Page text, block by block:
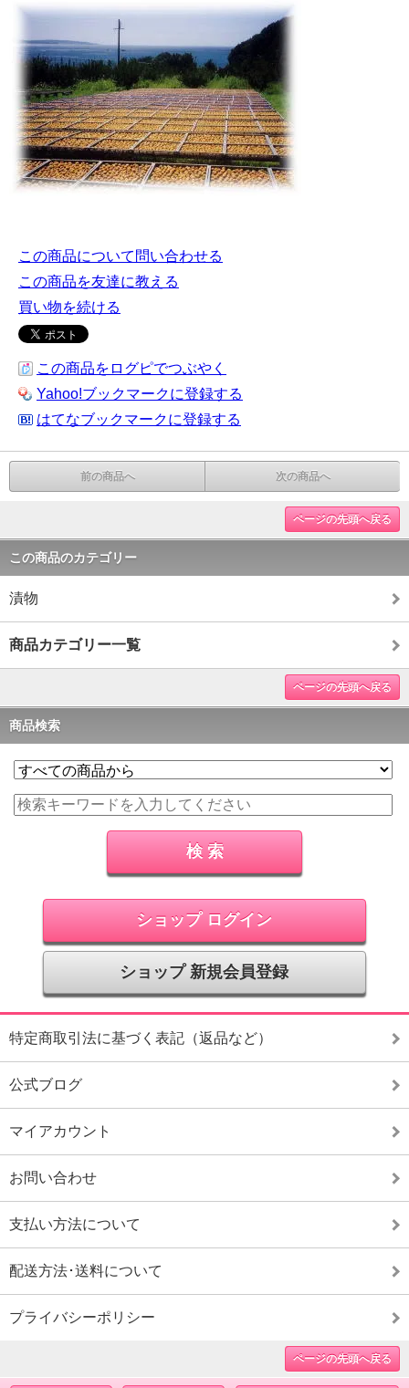
この商品について問い合わせる
この商品を友達に教える
買い物を続ける
この商品をログピでつぶやく
Yahoo!ブックマークに登録する
はてなブックマークに登録する
前の商品へ 次の商品へ
ページの先頭へ戻る
この商品のカテゴリー
漬物
商品カテゴリー一覧
ページの先頭へ戻る
商品検索
ショップ ログイン
ショップ 新規会員登録
特定商取引法に基づく表記（返品など）
公式ブログ
マイアカウント
お問い合わせ
支払い方法について
配送方法･送料について
プライバシーポリシー
ページの先頭へ戻る